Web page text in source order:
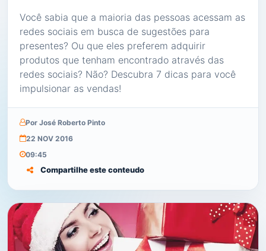
Você sabia que a maioria das pessoas acessam as
redes sociais em busca de sugestões para
presentes? Ou que eles preferem adquirir
produtos que tenham encontrado através das
redes sociais? Não? Descubra 7 dicas para você
impulsionar as vendas!
Por José Roberto Pinto
22 NOV 2016
09:45
Compartilhe este conteudo